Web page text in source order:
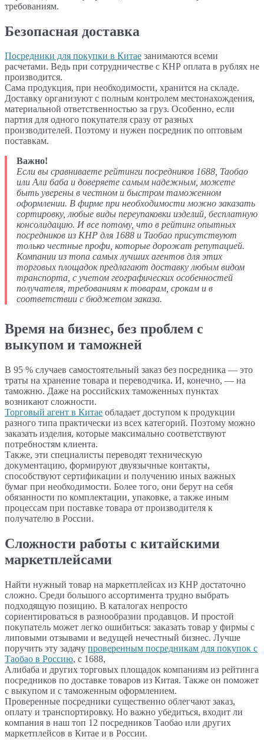
требованиям.
Безопасная доставка
Посредники для покупки в Китае занимаются всеми
расчетами. Ведь при сотрудничестве с КНР оплата в рублях не
производится.
Сама продукция, при необходимости, хранится на складе.
Доставку организуют с полным контролем местонахождения,
материальной ответственностью за груз. Особенно, если
партия для одного покупателя сразу от разных
производителей. Поэтому и нужен посредник по оптовым
поставкам.
Важно!
Если вы сравниваете рейтинги посредников 1688, Таобао
или Али баба и доверяете самым надежным, можете
быть уверены в честном и быстром таможенном
оформлении. В фирме при необходимости можно заказать
сортировку, любые виды переупаковки изделий, бесплатную
консолидацию. И все потому, что в рейтинг опытных
посредников из КНР для 1688 и Таобао присутствуют
только честные профи, которые дорожат репутацией.
Компании из топа самых лучших агентов для этих
торговых площадок предлагают доставку любым видом
транспорта, с учетом географических особенностей
получателя, требованиям к товарам, срокам и в
соответствии с бюджетом заказа.
Время на бизнес, без проблем с
выкупом и таможней
В 95 % случаев самостоятельный заказ без посредника — это
траты на хранение товара и переводчика. И, конечно, — на
таможню. Даже на российских таможенных пунктах
возникают сложности.
Торговый агент в Китае обладает доступом к продукции
разного типа практически из всех категорий. Поэтому можно
заказать изделия, которые максимально соответствуют
потребностям клиента.
Также, эти специалисты переводят техническую
документацию, формируют двуязычные контакты,
способствуют сертификации и получению иных важных
бумаг при необходимости. Более того, они берут на себя
обязанности по комплектации, упаковке, а также иным
процессам при поставке товара от производителя к
получателю в России.
Сложности работы с китайскими
маркетплейсами
Найти нужный товар на маркетплейсах из КНР достаточно
сложно. Среди большого ассортимента трудно выбрать
подходящую позицию. В каталогах непросто
сориентироваться в разнообразии продавцов. И простой
покупатель может легко ошибиться: заказать товар у фирмы с
липовыми отзывами и ведущей нечестный бизнес. Лучше
поручить эту задачу проверенным посредникам для покупок с
Таобао в Россию, с 1688,
Алибаба и других торговых площадок компаниям из рейтинга
посредников по доставке товаров из Китая. Также он поможет
с выкупом и с таможенным оформлением.
Проверенные посредники существенно облегчают заказ,
оплату и транспортировку. Но важно убедиться, входит ли
компания в наш топ 12 посредников Таобао или других
маркетплейсов в Китае и в России.